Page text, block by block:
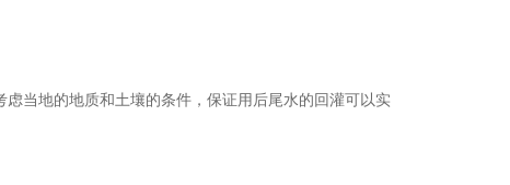
当地的地质和土壤的条件，保证用后尾水的回灌可以实